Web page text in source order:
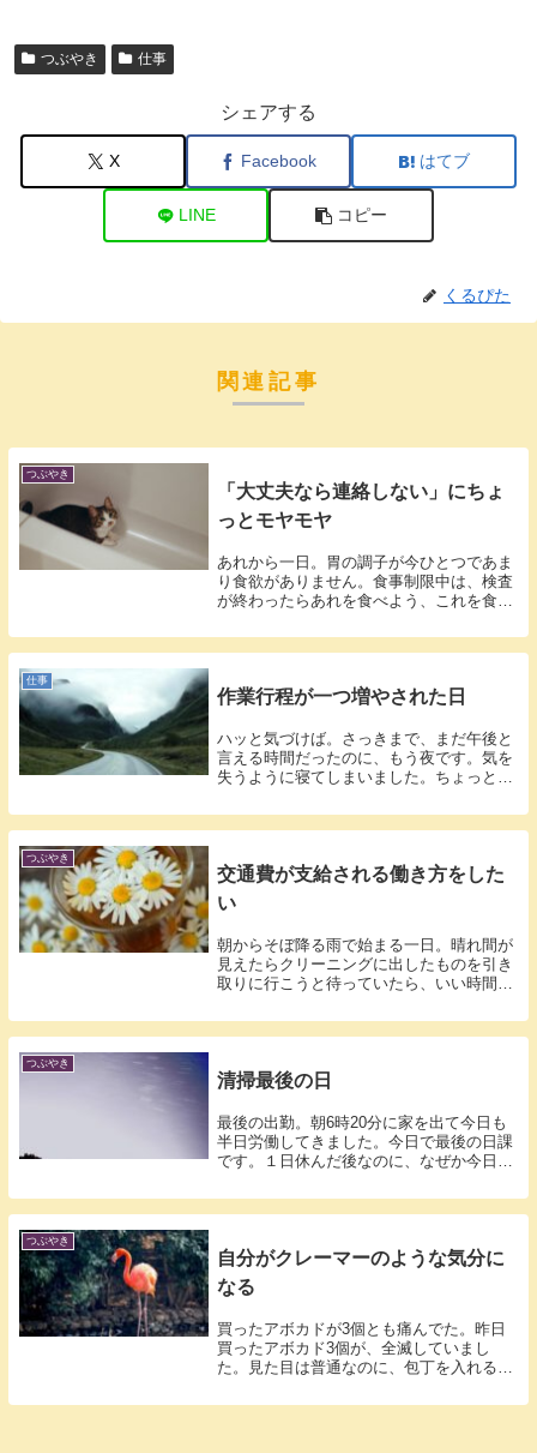
つぶやき 仕事
シェアする
X Facebook はてブ
LINE コピー
くるぴた
関連記事
つぶやき
「大丈夫なら連絡しない」にちょ
っとモヤモヤ
あれから一日。胃の調子が今ひとつであま
り食欲がありません。食事制限中は、検査
が終わったらあれを食べよう、これを食べ
仕事
作業行程が一つ増やされた日
ハッと気づけば。さっきまで、まだ午後と
言える時間だったのに、もう夜です。気を
失うように寝てしまいました。ちょっとだ
つぶやき
交通費が支給される働き方をした
い
朝からそぼ降る雨で始まる一日。晴れ間が
見えたらクリーニングに出したものを引き
取りに行こうと待っていたら、いい時間に
つぶやき
清掃最後の日
最後の出勤。朝6時20分に家を出て今日も
半日労働してきました。今日で最後の日課
です。１日休んだ後なのに、なぜか今日は
つぶやき
自分がクレーマーのような気分に
なる
買ったアボカドが3個とも痛んでた。昨日
買ったアボカド3個が、全滅していまし
た。見た目は普通なのに、包丁を入れると